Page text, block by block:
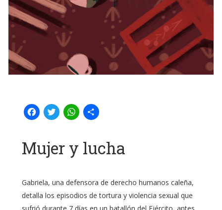
Facebook
TwitterWhatsApp
Mujer y lucha
Gabriela, una defensora de derecho humanos caleña,
detalla los episodios de tortura y violencia sexual que